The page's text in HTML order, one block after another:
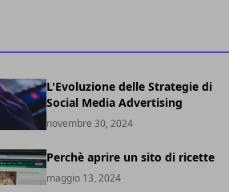
L'Evoluzione delle Strategie di
Social Media Advertising
novembre 30, 2024
Perchè aprire un sito di ricette
maggio 13, 2024